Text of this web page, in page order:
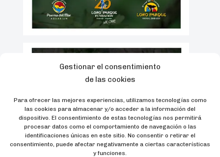
Gestionar el consentimiento
de las cookies
Para ofrecer las mejores experiencias, utilizamos tecnologías como
las cookies para almacenar y/o acceder a la información del
dispositivo. El consentimiento de estas tecnologías nos permitirá
procesar datos como el comportamiento de navegación o las
identificaciones únicas en este sitio. No consentir o retirar el
consentimiento, puede afectar negativamente a ciertas características
y funciones.